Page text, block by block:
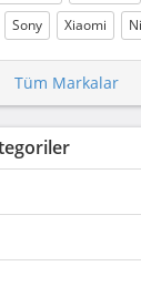
Sony Xiaomi
Tüm Markalar